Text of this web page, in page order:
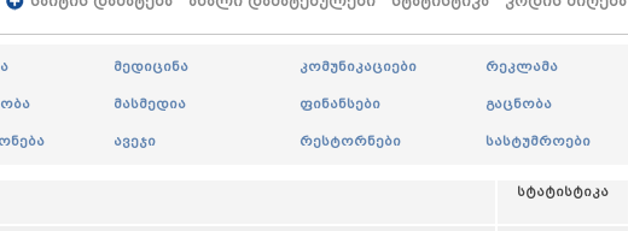
მედიცინა კომუნიკაციები რეკლამა
მასმედია ფინანსები გაცნობა
ავეჯი რესტორნები სასტუმროები
სტატისტიკა